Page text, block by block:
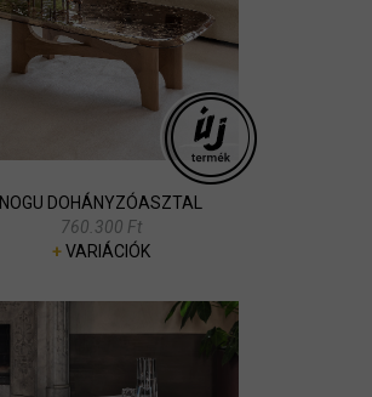
NOGU DOHÁNYZÓASZTAL
760.300 Ft
+VARIÁCIÓK